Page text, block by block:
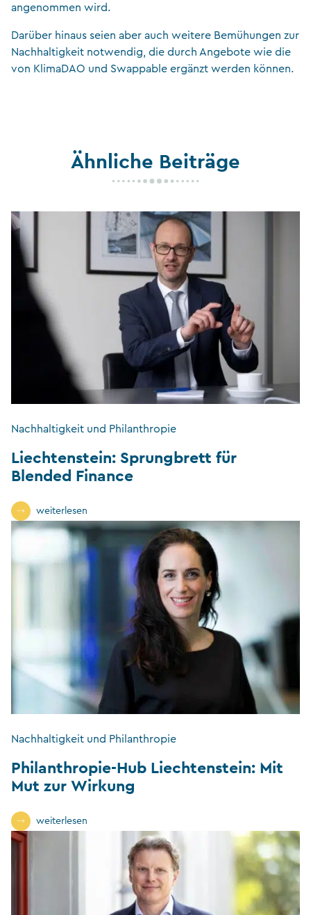
angenommen wird.
Darüber hinaus seien aber auch weitere Bemühungen zur
Nachhaltigkeit notwendig, die durch Angebote wie die
von KlimaDAO und Swappable ergänzt werden können.
Ähnliche Beiträge
Nachhaltigkeit und Philanthropie
Liechtenstein: Sprungbrett für
Blended Finance
weiterlesen
Nachhaltigkeit und Philanthropie
Philanthropie-Hub Liechtenstein: Mit
Mut zur Wirkung
weiterlesen